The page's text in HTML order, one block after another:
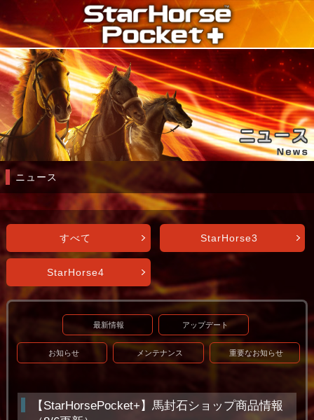
ニュース
すべて StarHorse3
StarHorse4
最新情報 アップデート
お知らせ メンテナンス 重要なお知らせ
【StarHorsePocket+】馬封石ショップ商品情報